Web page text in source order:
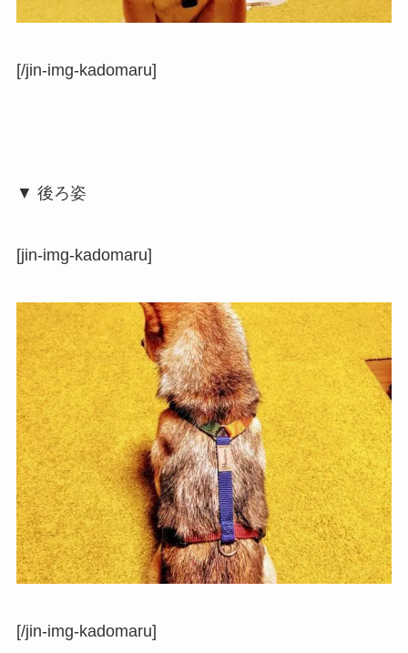
[/jin-img-kadomaru]
▼ 後ろ姿
[jin-img-kadomaru]
[/jin-img-kadomaru]